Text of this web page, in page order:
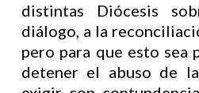
distintas Diócesis
diálogo, a la
pero para que esto sea
detener el abuso de